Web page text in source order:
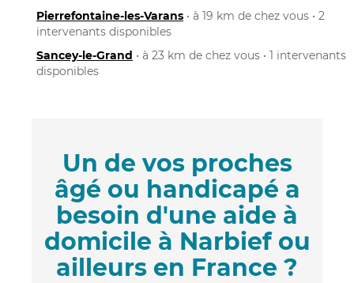
Pierrefontaine-les-Varans • à 19 km de chez vous • 2
intervenants disponibles
Sancey-le-Grand • à 23 km de chez vous • 1 intervenants
disponibles
Un de vos proches
âgé ou handicapé a
besoin d'une aide à
domicile à Narbief ou
ailleurs en France ?